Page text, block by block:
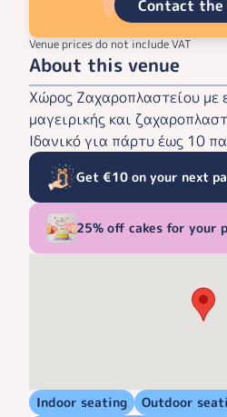
Contact the
Venue prices do not include VAT
About this venue
Χώρος Ζαχαροπλαστείου με
μαγειρικής και
Ιδανικό για πάρτυ έως 10
Get €10 on your next
25% off cakes for your
Indoor seating
Outdoor